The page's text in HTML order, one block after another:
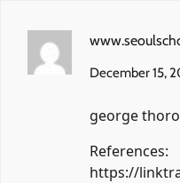
December 15,
george
References:
https://